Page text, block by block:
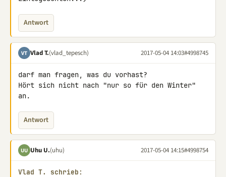
Antwort
VT Vlad T.(vlad_tepesch) 2017-05-04 14:03#4998745
darf man fragen, was du vorhast?
Hört sich nicht nach "nur so für den Winter"
an.
Antwort
UU Uhu U.(uhu) 2017-05-04 14:15#4998754
Vlad T. schrieb: